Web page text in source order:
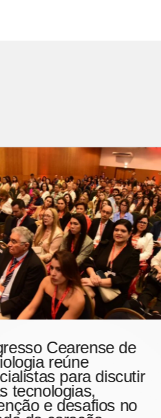
Atlético Cearense
feijoada especial
o Dia dos Pais
preparou uma programação
para celebrar o Dia dos Pais. No dia 9